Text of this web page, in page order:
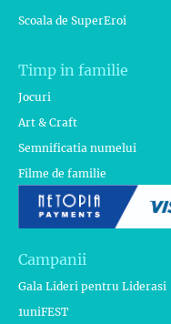
Scoala de SuperEroi
Timp in familie
Jocuri
Art & Craft
Semnificatia numelui
Filme de familie
Campanii
Gala Lideri pentru Liderasi
1uniFEST